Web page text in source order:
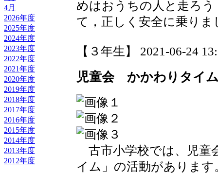
4月
2026年度
2025年度
2024年度
2023年度
2022年度
2021年度
2020年度
2019年度
2018年度
2017年度
2016年度
2015年度
2014年度
2013年度
2012年度
めはおうちの人と走ろ
て，正しく安全に乗りま
【３年生】 2021-06-24
児童会 かかわりタイ
古市小学校では、児童
イム」の活動がありま